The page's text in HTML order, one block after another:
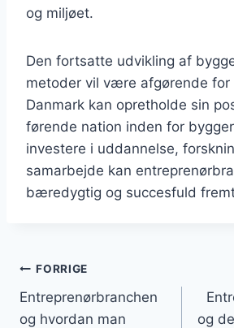
og miljøet.
Den fortsatte udvikling af
metoder vil være afgørende for
Danmark kan opretholde sin
førende nation inden for
investere i uddannelse,
samarbejde kan
bæredygtig og succesfuld
Indlægsnavigation
FORRIGE
Entreprenørbranchen
og hvordan man
og